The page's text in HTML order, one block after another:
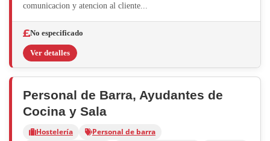
comunicacion y atencion al cliente...
No especificado
Ver detalles
Personal de Barra, Ayudantes de
Cocina y Sala
Hostelería
Personal de barra